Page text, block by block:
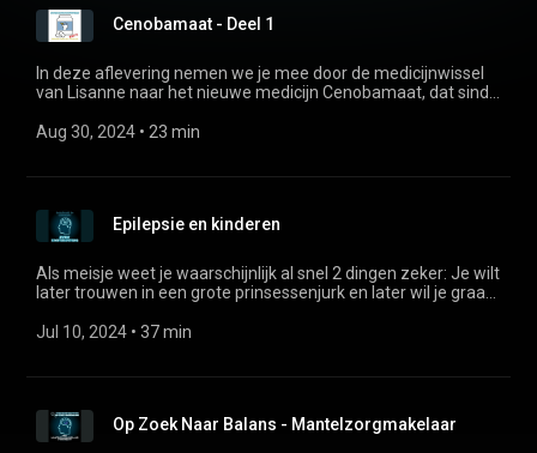
ervaart met aanvallen en haar NVS.
Cenobamaat - Deel 1
In deze aflevering nemen we je mee door de medicijnwissel
van Lisanne naar het nieuwe medicijn Cenobamaat, dat sinds
in Nederland is goedgekeurd als medicijn. We vertellen welke
doorslag gaf om ermee te starten. We nemen je ook in
vogelvlucht mee door het opbouw schema.
Aug 30, 2024 • 23 min
Epilepsie en kinderen
Als meisje weet je waarschijnlijk al snel 2 dingen zeker: Je wilt
later trouwen in een grote prinsessenjurk en later wil je graag
wel, en is dat niet gevaarlijk met je aanvallen en medicijnen?
staan. Wij hebben een gezonde jongen van 4 jaar als bewijs.
Jul 10, 2024 • 37 min
Op Zoek Naar Balans - Mantelzorgmakelaar